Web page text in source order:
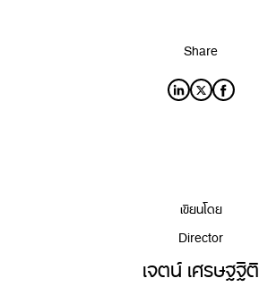
Share
เขียนโดย
Director
เจตน์ เศรษฐฐิติ